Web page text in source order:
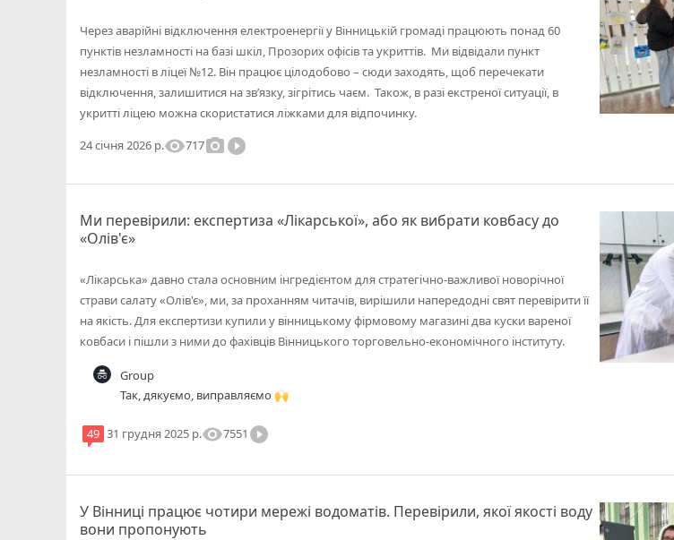
Через аварійні відключення електроенергії у Вінницькій громаді працюють понад 60
пунктів незламності на базі шкіл, Прозорих офісів та укриттів. Ми відвідали пункт
незламності в ліцеї №12. Він працює цілодобово – сюди заходять, щоб перечекати
відключення, залишитися на зв’язку, зігрітись чаєм. Також, в разі екстреної ситуації, в
укритті ліцею можна скористатися ліжками для відпочинку.
24 січня 2026 р.visibility717photo_cameraplay_circle_filled
Ми перевірили: експертиза «Лікарської», або як вибрати ковбасу до
«Олів'є»
«Лікарська» давно стала основним інгредієнтом для стратегічно-важливої новорічної
страви салату «Олів'є», ми, за проханням читачів, вирішили напередодні свят перевірити її
на якість. Для експертизи купили у вінницькому фірмовому магазині два куски вареної
ковбаси і пішли з ними до фахівців Вінницького торговельно-економічного інституту.
Group
Так, дякуємо, виправляємо 🙌
49 31 грудня 2025 р.visibility7551 play_circle_filled
У Вінниці працює чотири мережі водоматів. Перевірили, якої якості воду
вони пропонують